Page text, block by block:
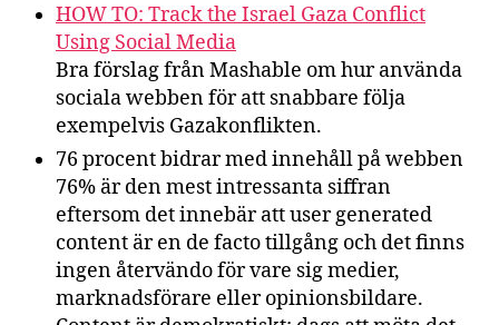
HOW TO: Track the Israel Gaza Conflict
Using Social Media
Bra förslag från Mashable om hur använda
sociala webben för att snabbare följa
exempelvis Gazakonflikten.
76 procent bidrar med innehåll på webben
76% är den mest intressanta siffran
eftersom det innebär att user generated
content är en de facto tillgång och det finns
ingen återvändo för vare sig medier,
marknadsförare eller opinionsbildare.